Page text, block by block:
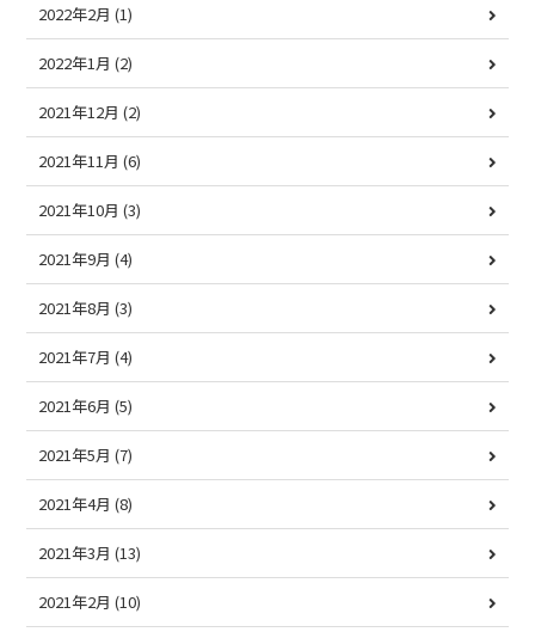
2022年2月 (1)
2022年1月 (2)
2021年12月 (2)
2021年11月 (6)
2021年10月 (3)
2021年9月 (4)
2021年8月 (3)
2021年7月 (4)
2021年6月 (5)
2021年5月 (7)
2021年4月 (8)
2021年3月 (13)
2021年2月 (10)